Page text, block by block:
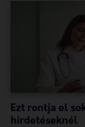
Ezt rontja el
hirdetéseknél